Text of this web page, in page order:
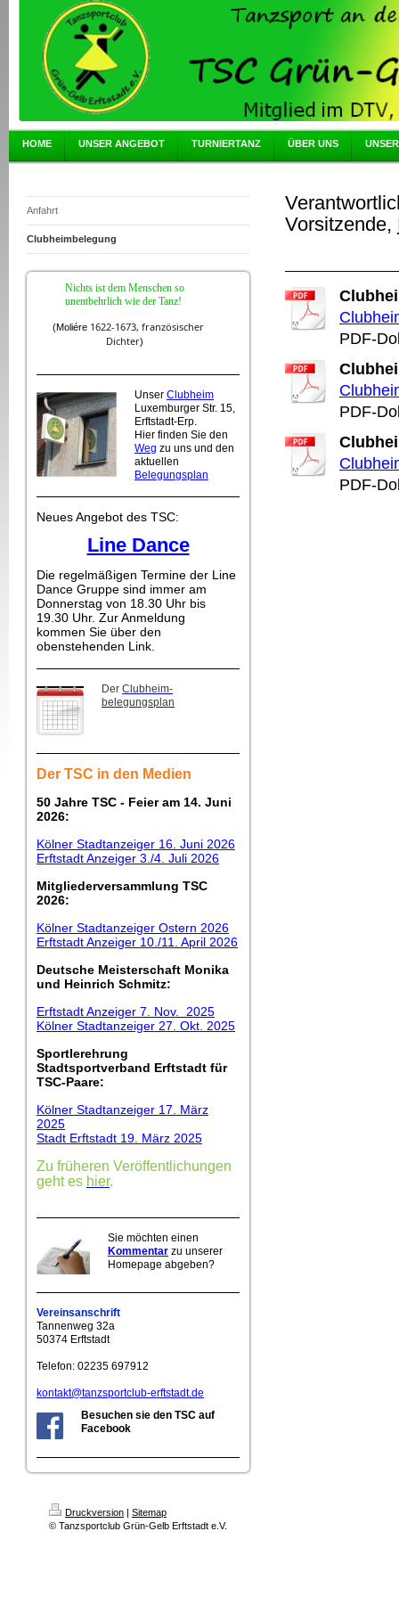
HOME UNSER ANGEBOT TURNIERTANZ ÜBER UNS
Anfahrt
Clubheimbelegung
Nichts ist dem Menschen so
unentbehrlich wie der Tanz!
(Moliére 1622-1673, französischer
Dichter)
Unser Clubheim
Luxemburger Str. 15,
Erftstadt-Erp.
Hier finden Sie den
Weg zu uns und den
aktuellen
Belegungsplan
Neues Angebot des TSC:
Line Dance
Die regelmäßigen Termine der Line
Dance Gruppe sind immer am
Donnerstag von 18.30 Uhr bis
19.30 Uhr. Zur Anmeldung
kommen Sie über den
obenstehenden Link.
Der Clubheim-
belegungsplan
Der TSC in den Medien
50 Jahre TSC - Feier am 14. Juni
2026:
Kölner Stadtanzeiger 16. Juni 2026
Erftstadt Anzeiger 3./4. Juli 2026
Mitgliederversammlung TSC
2026:
Kölner Stadtanzeiger Ostern 2026
Erftstadt Anzeiger 10./11. April 2026
Deutsche Meisterschaft Monika
und Heinrich Schmitz:
Erftstadt Anzeiger 7. Nov. 2025
Kölner Stadtanzeiger 27. Okt. 2025
Sportlerehrung
Stadtsportverband Erftstadt für
TSC-Paare:
Kölner Stadtanzeiger 17. März
2025
Stadt Erftstadt 19. März 2025
Zu früheren Veröffentlichungen
geht es hier.
Sie möchten einen
Kommentar zu unserer
Homepage abgeben?
Vereinsanschrift
Tannenweg 32a
50374 Erftstadt
Telefon: 02235 697912
kontakt@tanzsportclub-erftstadt.de
Besuchen sie den TSC auf
Facebook
Vorsitzende,
PDF-
PDF-
PDF-
Druckversion | Sitemap
© Tanzsportclub Grün-Gelb Erftstadt e.V.